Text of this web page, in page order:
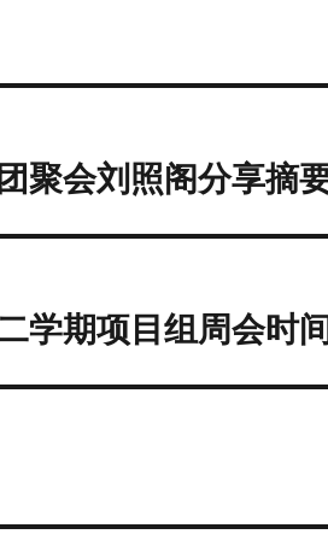
聚会刘照阁分享摘
学期项目组周会时